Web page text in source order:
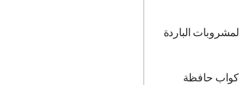
المشروبات الباردة
اكواب حافظة